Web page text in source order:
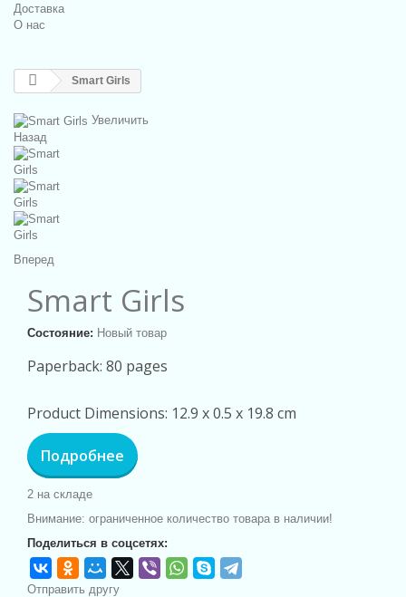
Доставка
О нас
Smart Girls
Увеличить
Назад
Вперед
Smart Girls
Состояние: Новый товар
Paperback: 80 pages
Product Dimensions: 12.9 x 0.5 x 19.8 cm
Подробнее
2 на складе
Внимание: ограниченное количество товара в наличии!
Поделиться в соцсетях:
Отправить другу